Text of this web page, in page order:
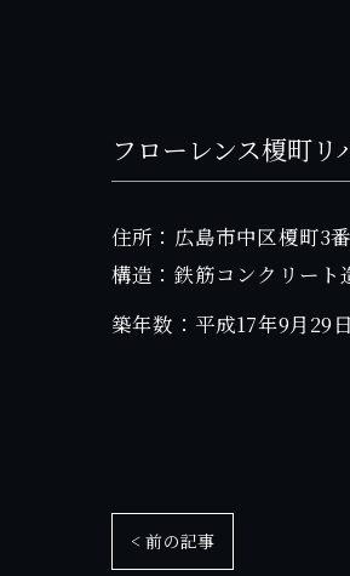
フローレンス榎町リ
住所：広島市中区榎町3
構造：鉄筋コンクリート
築年数：平成17年9月29
< 前の記事